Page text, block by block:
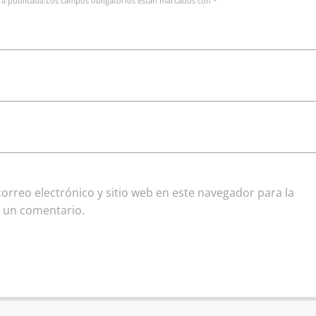
electrónico y sitio web en este navegador para la
comentario.